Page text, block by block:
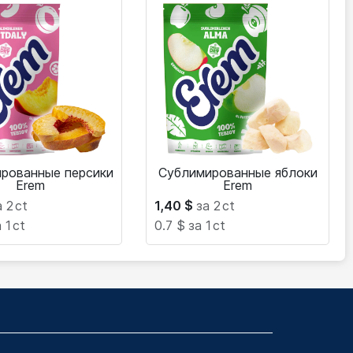
персики
Erem
2ct
1 ct
Сублимированные яблоки
Erem
1,40 $ за 2ct
0.7 $ за 1 ct